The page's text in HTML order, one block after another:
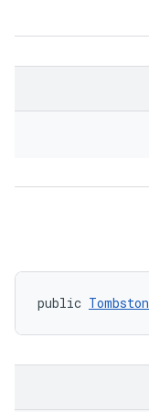
public